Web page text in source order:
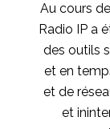
Au cours
Radio IP a
des outils
et en
et de
et